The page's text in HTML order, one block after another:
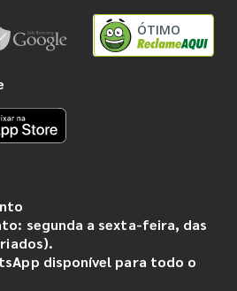
ÓTIMO
segunda a sexta-feira, das
disponível para todo o